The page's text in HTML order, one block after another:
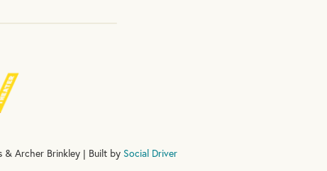
Archer Brinkley | Built by Social Driver